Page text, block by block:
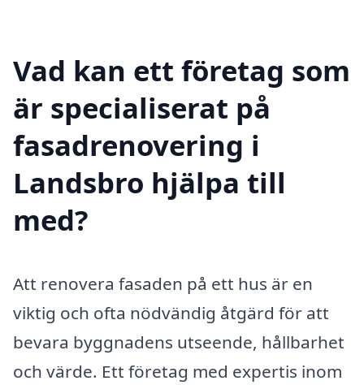
Vad kan ett företag som
är specialiserat på
fasadrenovering i
Landsbro hjälpa till
med?
Att renovera fasaden på ett hus är en
viktig och ofta nödvändig åtgärd för att
bevara byggnadens utseende, hållbarhet
och värde. Ett företag med expertis inom